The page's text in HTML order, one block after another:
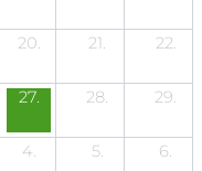
20. 21. 22.
27. 28. 29.
4. 5. 6.